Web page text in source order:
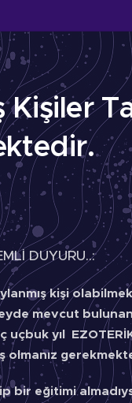
Kişiler
DUYURU..:
kişi
mevcut
uçbuk yıl
olmanız
bir eğitimi